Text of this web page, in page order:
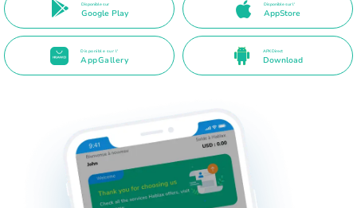
Disponible sur
Google Play
Disponible sur l'
AppStore
Disponible sur l'
AppGallery
APK Direct
Download